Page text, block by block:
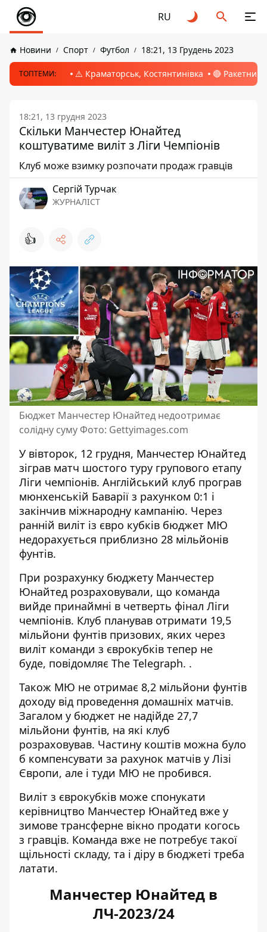
RU
Новини Спорт Футбол 18:21, 13 Грудень 2023
ТОПТЕМИ: ⚠️ Краматорськ, Костянтинівка 🔴 Ракетний
18:21, 13 грудня 2023
Скільки Манчестер Юнайтед
коштуватиме виліт з Ліги Чемпіонів
Клуб може взимку розпочати продаж гравців
Сергій Турчак
ЖУРНАЛІСТ
👍
Бюджет Манчестер Юнайтед недоотримає
солідну суму Фото: Gettyimages.com
У вівторок, 12 грудня, Манчестер Юнайтед
зіграв матч шостого туру групового етапу
Ліги чемпіонів. Англійський клуб програв
мюнхенській Баварії з рахунком 0:1 і
закінчив міжнародну кампанію. Через
ранній виліт із євро кубків бюджет МЮ
недорахується приблизно 28 мільйонів
фунтів.
При розрахунку бюджету Манчестер
Юнайтед розраховували, що команда
вийде принаймні в четверть фінал Ліги
чемпіонів. Клуб планував отримати 19,5
мільйони фунтів призових, яких через
виліт команди з єврокубків тепер не
буде, повідомляє The Telegraph. .
Також МЮ не отримає 8,2 мільйони фунтів
доходу від проведення домашніх матчів.
Загалом у бюджет не надійде 27,7
мільйони фунтів, на які клуб
розраховував. Частину коштів можна було
б компенсувати за рахунок матчів у Лізі
Європи, але і туди МЮ не пробився.
Виліт з єврокубків може спонукати
керівництво Манчестер Юнайтед вже у
зимове трансферне вікно продати когось
з гравців. Команда вже не потребує такої
щільності складу, та і діру в бюджеті треба
латати.
Манчестер Юнайтед в
ЛЧ-2023/24